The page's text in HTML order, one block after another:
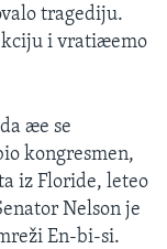
tragediju.
i vratiæemo
æe se
kongresmen,
iz Floride, leteo
Nelson je
En-bi-si.